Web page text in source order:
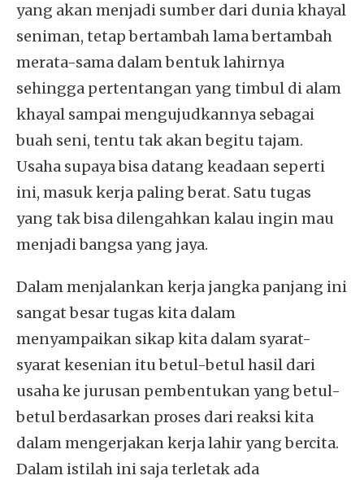
yang akan menjadi sumber dari dunia khayal
seniman, tetap bertambah lama bertambah
merata-sama dalam bentuk lahirnya
sehingga pertentangan yang timbul di alam
khayal sampai mengujudkannya sebagai
buah seni, tentu tak akan begitu tajam.
Usaha supaya bisa datang keadaan seperti
ini, masuk kerja paling berat. Satu tugas
yang tak bisa dilengahkan kalau ingin mau
menjadi bangsa yang jaya.
Dalam menjalankan kerja jangka panjang ini
sangat besar tugas kita dalam
menyampaikan sikap kita dalam syarat-
syarat kesenian itu betul-betul hasil dari
usaha ke jurusan pembentukan yang betul-
betul berdasarkan proses dari reaksi kita
dalam mengerjakan kerja lahir yang bercita.
Dalam istilah ini saja terletak ada